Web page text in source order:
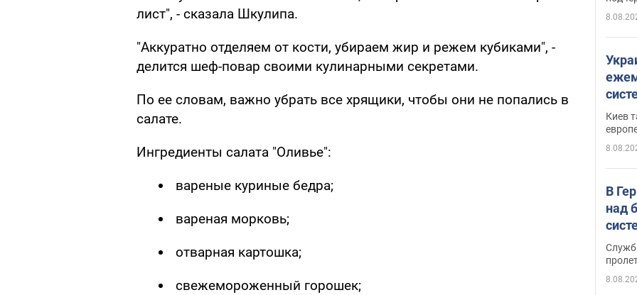
лист", - сказала Шкулипа.
"Аккуратно отделяем от кости, убираем жир и режем кубиками", -
делится шеф-повар своими кулинарными секретами.
По ее словам, важно убрать все хрящики, чтобы они не попались в
салате.
Ингредиенты салата "Оливье":
вареные куриные бедра;
вареная морковь;
отварная картошка;
свежемороженный горошек;
Киев
В
над